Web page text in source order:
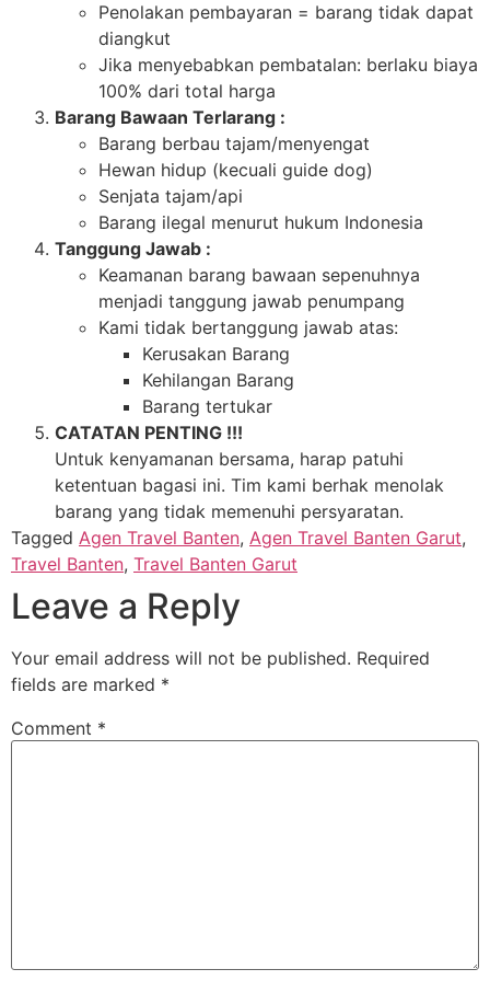
Penolakan pembayaran = barang tidak dapat
diangkut
Jika menyebabkan pembatalan: berlaku biaya
100% dari total harga
Barang Bawaan Terlarang :
Barang berbau tajam/menyengat
Hewan hidup (kecuali guide dog)
Senjata tajam/api
Barang ilegal menurut hukum Indonesia
Tanggung Jawab :
Keamanan barang bawaan sepenuhnya
menjadi tanggung jawab penumpang
Kami tidak bertanggung jawab atas:
Kerusakan Barang
Kehilangan Barang
Barang tertukar
CATATAN PENTING !!!
Untuk kenyamanan bersama, harap patuhi
ketentuan bagasi ini. Tim kami berhak menolak
barang yang tidak memenuhi persyaratan.
Tagged Agen Travel Banten, Agen Travel Banten Garut,
Travel Banten, Travel Banten Garut
Leave a Reply
Your email address will not be published. Required
fields are marked *
Comment *